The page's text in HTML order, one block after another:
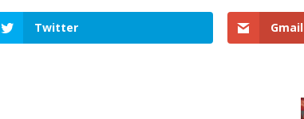
Twitter Gmail